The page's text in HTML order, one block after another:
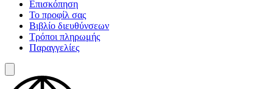
Επισκόπηση
Το προφίλ σας
Βιβλίο διευθύνσεων
Τρόποι πληρωμής
Παραγγελίες